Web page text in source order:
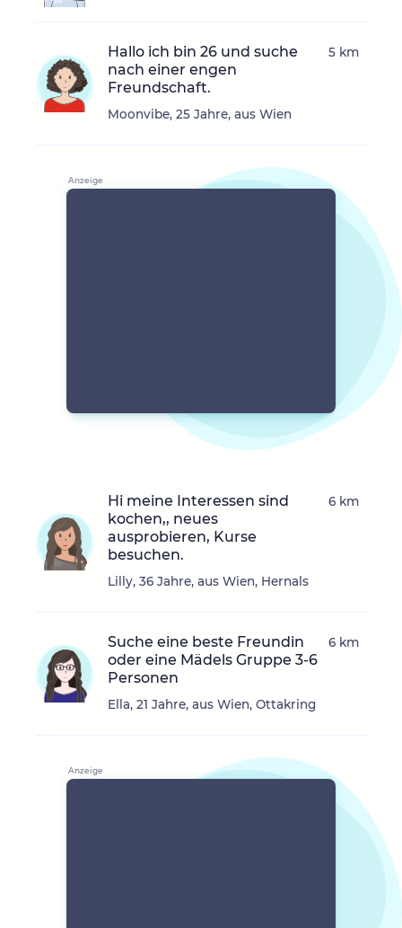
Hallo ich bin 26 und suche
nach einer engen
Freundschaft.
Moonvibe, 25 Jahre, aus Wien
5 km
Hi meine Interessen sind
kochen,, neues
ausprobieren, Kurse
besuchen.
Lilly, 36 Jahre, aus Wien, Hernals
6 km
Suche eine beste Freundin
oder eine Mädels Gruppe 3-6
Personen
Ella, 21 Jahre, aus Wien, Ottakring
6 km